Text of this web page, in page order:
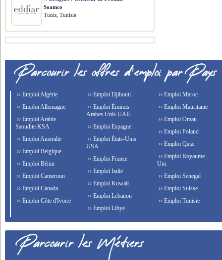
Soamco
Tunis, Tunisie
›› Emploi Algérie
›› Emploi Allemagne
›› Emploi Arabie
Saoudite KSA
›› Emploi Australie
›› Emploi Belgique
›› Emploi Bénin
›› Emploi Cameroun
›› Emploi Canada
›› Emploi Côte d'Ivoire
›› Emploi Djibouti
›› Emploi Émirats
Arabes Unis UAE
›› Emploi Espagne
›› Emploi États-Unis
USA
›› Emploi France
›› Emploi Italie
›› Emploi Kuwait
›› Emploi Lebanon
›› Emploi Libye
›› Emploi Maroc
›› Emploi Mauritanie
›› Emploi Oman
›› Emploi Poland
›› Emploi Qatar
›› Emploi Royaume-
Uni
›› Emploi Senegal
›› Emploi Suisse
›› Emploi Tunisie